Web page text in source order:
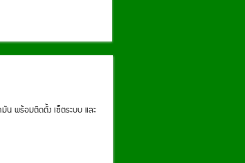
น พร้อมติดตั้ง เซ็ตระบบ และ